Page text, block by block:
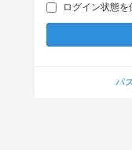
ログイン状態を
パ